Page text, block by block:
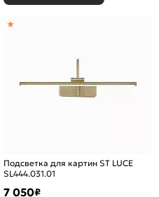
Подсветка для картин ST LUCE
SL444.031.01
7 050₽